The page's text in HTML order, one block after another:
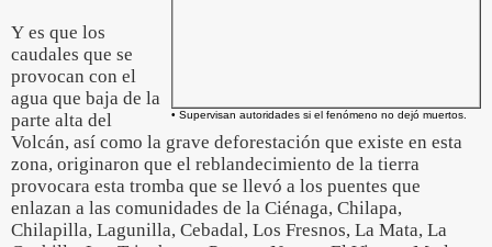
• Supervisan autoridades si el fenómeno no dejó muertos.
Y es que los
caudales que se
provocan con el
agua que baja de la
parte alta del
Volcán, así como la grave deforestación que existe en esta
zona, originaron que el reblandecimiento de la tierra
provocara esta tromba que se llevó a los puentes que
enlazan a las comunidades de la Ciénaga, Chilapa,
Chilapilla, Lagunilla, Cebadal, Los Fresnos, La Mata, La